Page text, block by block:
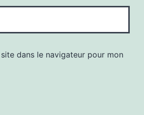
dans le navigateur pour mon